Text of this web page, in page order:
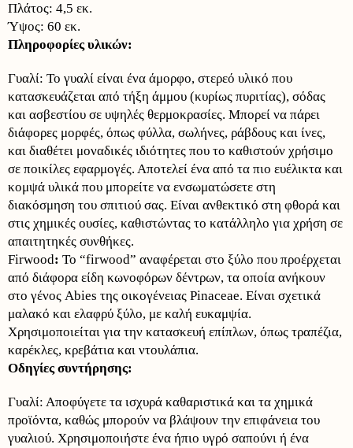
Πλάτος: 4,5 εκ.
Ύψος: 60 εκ.
Πληροφορίες υλικών:
Γυαλί: Το γυαλί είναι ένα άμορφο, στερεό υλικό που
κατασκευάζεται από τήξη άμμου (κυρίως πυριτίας), σόδας
και ασβεστίου σε υψηλές θερμοκρασίες. Μπορεί να πάρει
διάφορες μορφές, όπως φύλλα, σωλήνες, ράβδους και ίνες,
και διαθέτει μοναδικές ιδιότητες που το καθιστούν χρήσιμο
σε ποικίλες εφαρμογές. Αποτελεί ένα από τα πιο ευέλικτα και
κομψά υλικά που μπορείτε να ενσωματώσετε στη
διακόσμηση του σπιτιού σας. Είναι ανθεκτικό στη φθορά και
στις χημικές ουσίες, καθιστώντας το κατάλληλο για χρήση σε
απαιτητηκές συνθήκες.
Firwood: Το “firwood” αναφέρεται στο ξύλο που προέρχεται
από διάφορα είδη κωνοφόρων δέντρων, τα οποία ανήκουν
στο γένος Abies της οικογένειας Pinaceae. Είναι σχετικά
μαλακό και ελαφρύ ξύλο, με καλή ευκαμψία.
Χρησιμοποιείται για την κατασκευή επίπλων, όπως τραπέζια,
καρέκλες, κρεβάτια και ντουλάπια.
Οδηγίες συντήρησης:
Γυαλί: Αποφύγετε τα ισχυρά καθαριστικά και τα χημικά
προϊόντα, καθώς μπορούν να βλάψουν την επιφάνεια του
γυαλιού. Χρησιμοποιήστε ένα ήπιο υγρό σαπούνι ή ένα